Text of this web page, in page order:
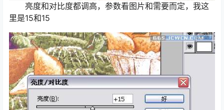
亮度和对比度都调高，参数看图片和需要而定，我这
里是15和15